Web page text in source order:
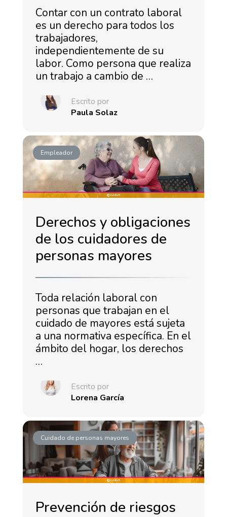
Contar con un contrato laboral
es un derecho para todos los
trabajadores,
independientemente de su
labor. Como persona que realiza
un trabajo a cambio de …
Escrito por
Paula Solaz
Empleador
Derechos y obligaciones
de los cuidadores de
personas mayores
Toda relación laboral con
personas que trabajan en el
cuidado de mayores está sujeta
a una normativa específica. En el
ámbito del hogar, los derechos
…
Escrito por
Lorena García
Cuidado de personas mayores
Prevención de riesgos